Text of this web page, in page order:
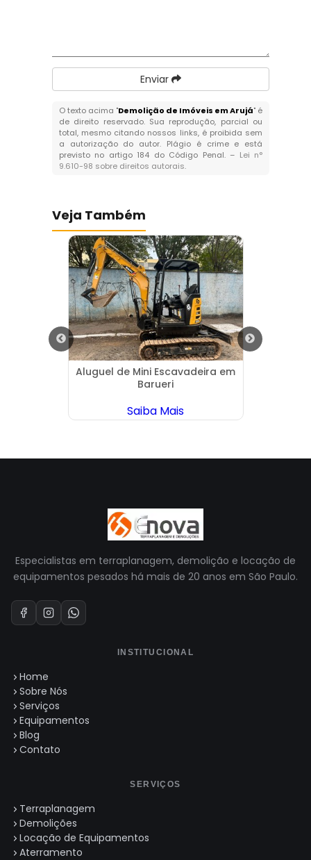
Enviar
O texto acima "Demolição de Imóveis em Arujá" é
de direito reservado. Sua reprodução, parcial ou
total, mesmo citando nossos links, é proibida sem
a autorização do autor. Plágio é crime e está
previsto no artigo 184 do Código Penal. – Lei n°
9.610-98 sobre direitos autorais.
Veja Também
Aluguel de Mini Escavadeira em
Barueri
Saiba Mais
Especialistas em terraplanagem, demolição e locação de
equipamentos pesados há mais de 20 anos em São Paulo.
INSTITUCIONAL
Home
Sobre Nós
Serviços
Equipamentos
Blog
Contato
SERVIÇOS
Terraplanagem
Demolições
Locação de Equipamentos
Aterramento